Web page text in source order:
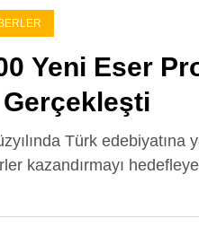
Yeni Eser
Türk edebiyatına
kazandırmayı